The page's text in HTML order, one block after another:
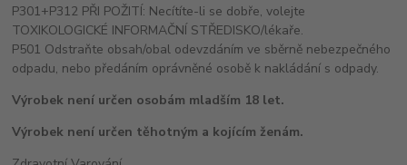
P301+P312 PŘI POŽITÍ: Necítíte-li se dobře, volejte
TOXIKOLOGICKÉ INFORMAČNÍ STŘEDISKO/lékaře.
P501 Odstraňte obsah/obal odevzdáním ve sběrně nebezpečného
odpadu, nebo předáním oprávněné osobě k nakládání s odpady.
Výrobek není určen osobám mladším 18 let.
Výrobek není určen těhotným a kojícím ženám.